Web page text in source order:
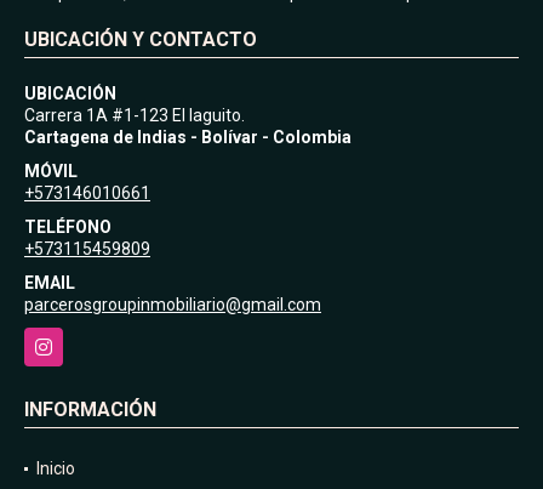
UBICACIÓN Y CONTACTO
UBICACIÓN
Carrera 1A #1-123 El laguito.
Cartagena de Indias - Bolívar - Colombia
MÓVIL
+573146010661
TELÉFONO
+573115459809
EMAIL
parcerosgroupinmobiliario@gmail.com
Instagram
INFORMACIÓN
Inicio